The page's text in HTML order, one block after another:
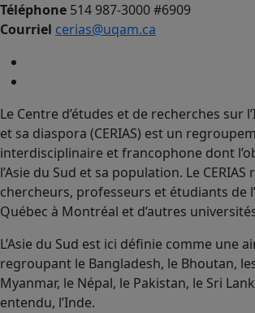
Téléphone 514 987-3000 #6909
Courriel cerias@uqam.ca
Le Centre d’études et de recherches sur
et sa diaspora (CERIAS) est un
interdisciplinaire et francophone dont
l’Asie du Sud et sa population. Le
chercheurs, professeurs et étudiants de
Québec à Montréal et d’autres
L’Asie du Sud est ici définie comme une
regroupant le Bangladesh, le Bhoutan,
Myanmar, le Népal, le Pakistan, le Sri
entendu, l’Inde.